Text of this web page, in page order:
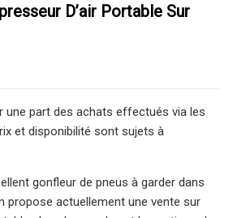
D’air Portable Sur
une part des achats effectués via les
​​et disponibilité sont sujets à
gonfleur de pneus à garder dans
actuellement une vente sur